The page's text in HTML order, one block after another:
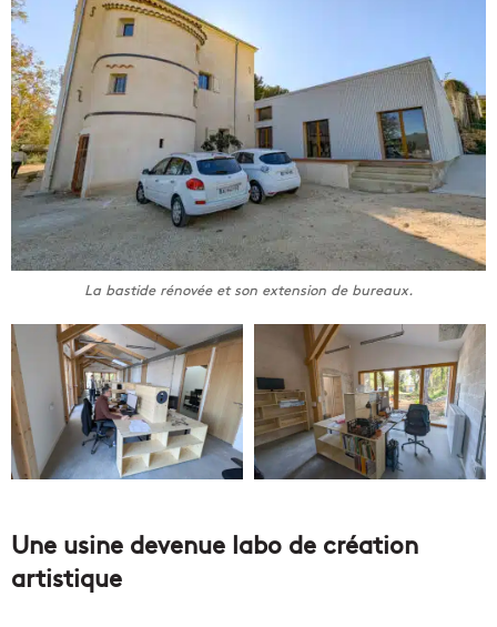
La bastide rénovée et son extension de bureaux.
Une usine devenue labo de création
artistique